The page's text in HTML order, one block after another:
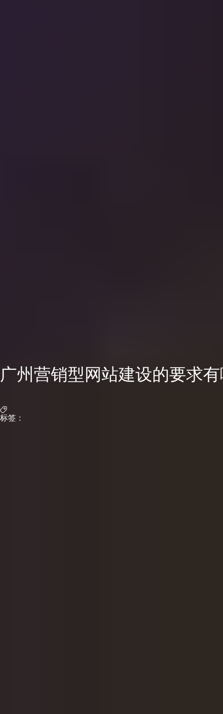
广州营销型网站建设的要求
标签：